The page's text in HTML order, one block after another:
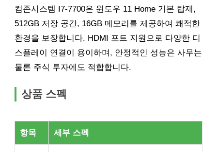
컴존시스템 I7-7700은 윈도우 11 Home 기본 탑재,
512GB 저장 공간, 16GB 메모리를 제공하여 쾌적한
환경을 보장합니다. HDMI 포트 지원으로 다양한 디
스플레이 연결이 용이하며, 안정적인 성능은 사무는
물론 주식 투자에도 적합합니다.
상품 스펙
항목 세부 스펙